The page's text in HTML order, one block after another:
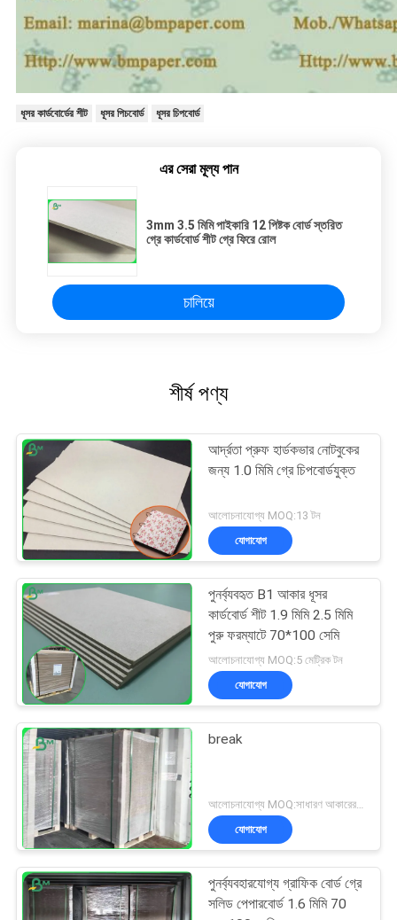
ধূসর কার্ডবোর্ডের শীট ধূসর পিচবোর্ড ধূসর চিপবোর্ড
এর সেরা মূল্য পান
3mm 3.5 মিমি পাইকারি 12 পিষ্টক বোর্ড স্তরিত
গ্রে কার্ডবোর্ড শীট গ্রে ফিরে রোল
চালিয়ে
শীর্ষ পণ্য
আর্দ্রতা প্রুফ হার্ডকভার নোটবুকের
জন্য 1.0 মিমি গ্রে চিপবোর্ডযুক্ত
আলোচনাযোগ্য MOQ:13 টন
যোগাযোগ
পুনর্ব্যবহৃত B1 আকার ধূসর
কার্ডবোর্ড শীট 1.9 মিমি 2.5 মিমি
পুরু ফরম্যাটে 70*100 সেমি
আলোচনাযোগ্য MOQ:5 মেট্রিক টন
যোগাযোগ
break
যোগাযোগ
পুনর্ব্যবহারযোগ্য গ্রাফিক বোর্ড গ্রে
সলিড পেপারবোর্ড 1.6 মিমি 70